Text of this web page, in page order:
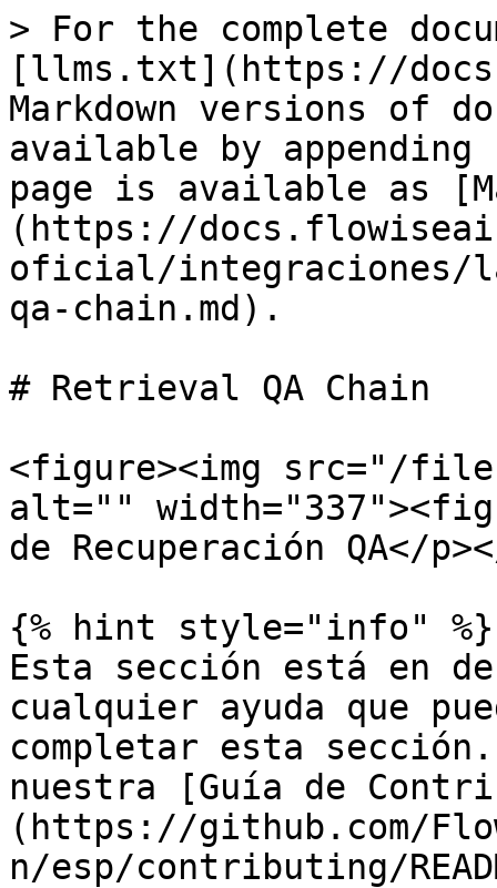
> For the complete
[llms.txt](https://
Markdown versions of
available by
page is available as
(https://
oficial/integraciones/
qa-chain.md).
# Retrieval QA Chain
<figure><img src="/files/
alt=""
de Recuperación QA</
{% hint style="info" %}
Esta sección está en
cualquier ayuda que
completar esta
nuestra [Guía de
(https://github.com/
n/esp/contributing/